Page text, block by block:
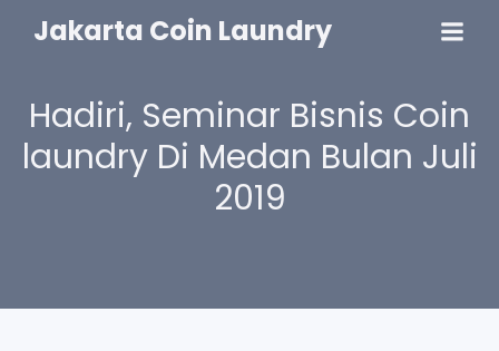
Jakarta Coin Laundry
Hadiri, Seminar Bisnis Coin
laundry Di Medan Bulan Juli
2019